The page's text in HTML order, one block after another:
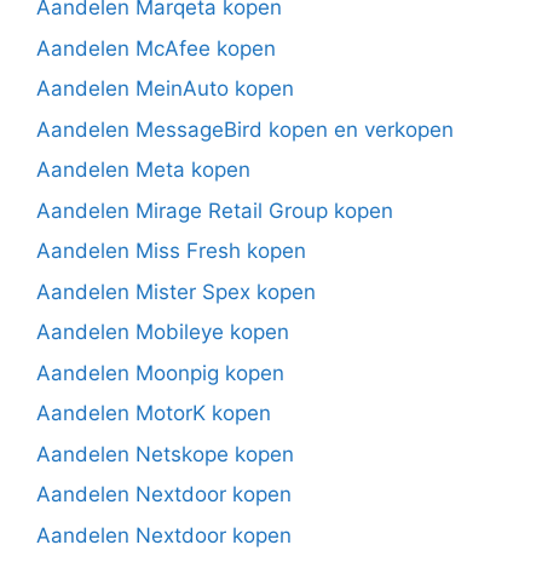
Aandelen Marqeta kopen
Aandelen McAfee kopen
Aandelen MeinAuto kopen
Aandelen MessageBird kopen en verkopen
Aandelen Meta kopen
Aandelen Mirage Retail Group kopen
Aandelen Miss Fresh kopen
Aandelen Mister Spex kopen
Aandelen Mobileye kopen
Aandelen Moonpig kopen
Aandelen MotorK kopen
Aandelen Netskope kopen
Aandelen Nextdoor kopen
Aandelen Nextdoor kopen